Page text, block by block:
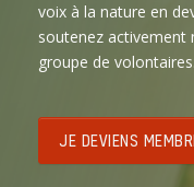
voix à la nature en
soutenez activement
groupe de volontaires.
JE DEVIENS